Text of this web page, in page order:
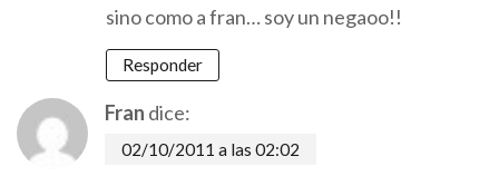
sino como a fran… soy un negaoo!!
Responder
Fran dice:
02/10/2011 a las 02:02